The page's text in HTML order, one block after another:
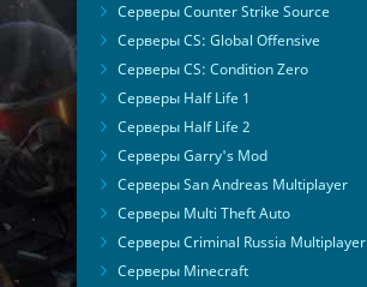
Серверы Counter Strike Source
Серверы CS: Global Offensive
Серверы CS: Condition Zero
Серверы Half Life 1
Серверы Half Life 2
Серверы Garry's Mod
Серверы San Andreas Multiplayer
Серверы Multi Theft Auto
Серверы Criminal Russia Multiplayer
Серверы Minecraft